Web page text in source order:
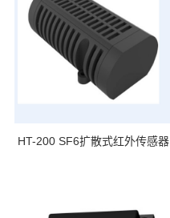
HT-200 SF6扩散式红外传感器